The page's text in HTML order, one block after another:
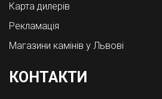
Карта дилерів
Рекламація
Магазини камінів у Львові
КОНТАКТИ